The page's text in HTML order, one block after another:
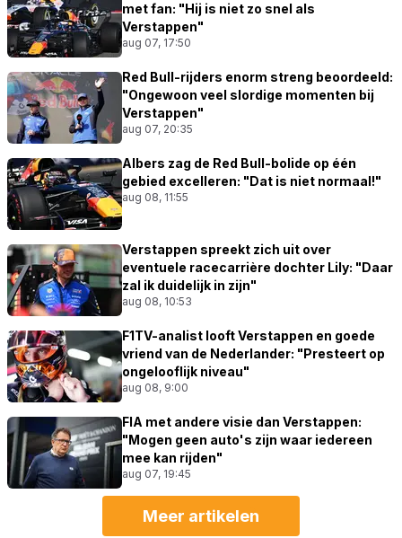
met fan: "Hij is niet zo snel als
Verstappen"
aug 07, 17:50
Red Bull-rijders enorm streng beoordeeld:
"Ongewoon veel slordige momenten bij
Verstappen"
aug 07, 20:35
Albers zag de Red Bull-bolide op één
gebied excelleren: "Dat is niet normaal!"
aug 08, 11:55
Verstappen spreekt zich uit over
eventuele racecarrière dochter Lily: "Daar
zal ik duidelijk in zijn"
aug 08, 10:53
F1TV-analist looft Verstappen en goede
vriend van de Nederlander: "Presteert op
ongelooflijk niveau"
aug 08, 9:00
FIA met andere visie dan Verstappen:
"Mogen geen auto's zijn waar iedereen
mee kan rijden"
aug 07, 19:45
Meer artikelen